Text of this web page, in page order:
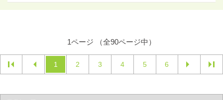
1ページ （全90ページ中）
1 2 3 4 5 6